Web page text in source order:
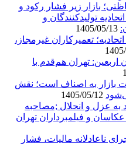
بازار زیر فشار رکود و
تولیدکنندگان و
تعمیرکاران غیرمجاز،
اربعین: تهران هم‌قدم با
بازار به اصناف است؛ نقش
به عزل و انحلال ;مصاحبه
و فیلمبرداران تهران
ناعادلانه مالیات، فشار